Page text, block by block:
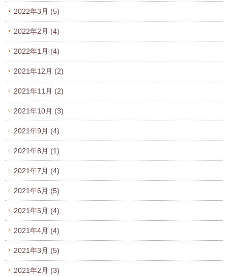
2022年3月 (5)
2022年2月 (4)
2022年1月 (4)
2021年12月 (2)
2021年11月 (2)
2021年10月 (3)
2021年9月 (4)
2021年8月 (1)
2021年7月 (4)
2021年6月 (5)
2021年5月 (4)
2021年4月 (4)
2021年3月 (5)
2021年2月 (3)